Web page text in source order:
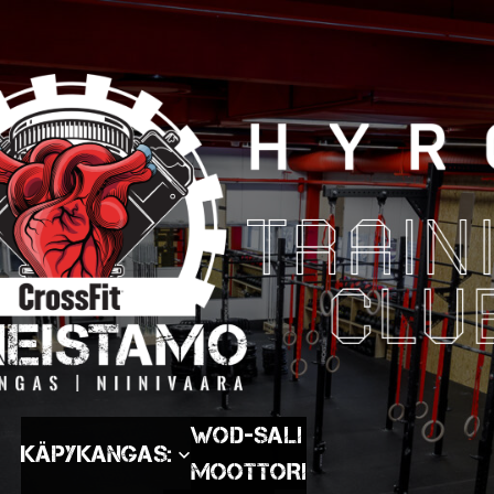
Käpykangas:
WOD-SALI
MOOTTORI